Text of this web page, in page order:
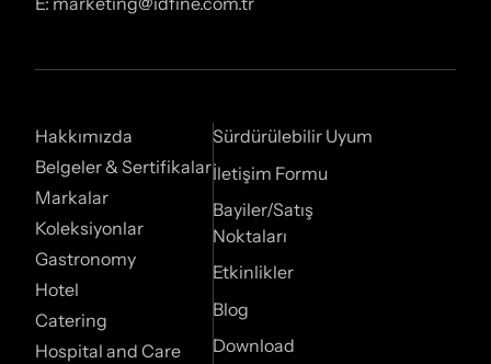
Hakkımızda
Belgeler & Sertifikalar
Markalar
Koleksiyonlar
Gastronomy
Hotel
Catering
Hospital and Care
Sürdürülebilir Uyum
İletişim Formu
Bayiler/Satış
Noktaları
Etkinlikler
Blog
Download